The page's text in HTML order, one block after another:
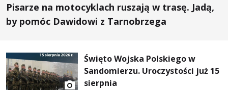
Pisarze na motocyklach ruszają w trasę. Jadą,
by pomóc Dawidowi z Tarnobrzega
Święto Wojska Polskiego w
Sandomierzu. Uroczystości już 15
sierpnia